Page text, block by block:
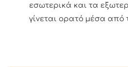
εσωτερικά και τα
γίνεται ορατό μέσα από